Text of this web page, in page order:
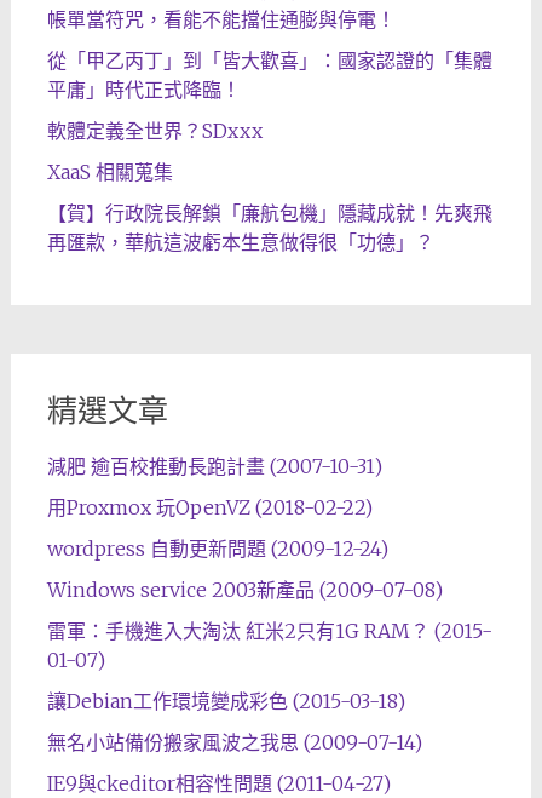
帳單當符咒，看能不能擋住通膨與停電！
從「甲乙丙丁」到「皆大歡喜」：國家認證的「集體
平庸」時代正式降臨！
軟體定義全世界？SDxxx
XaaS 相關蒐集
【賀】行政院長解鎖「廉航包機」隱藏成就！先爽飛
再匯款，華航這波虧本生意做得很「功德」？
精選文章
減肥 逾百校推動長跑計畫 (2007-10-31)
用Proxmox 玩OpenVZ (2018-02-22)
wordpress 自動更新問題 (2009-12-24)
Windows service 2003新產品 (2009-07-08)
雷軍：手機進入大淘汰 紅米2只有1G RAM？ (2015-
01-07)
讓Debian工作環境變成彩色 (2015-03-18)
無名小站備份搬家風波之我思 (2009-07-14)
IE9與ckeditor相容性問題 (2011-04-27)